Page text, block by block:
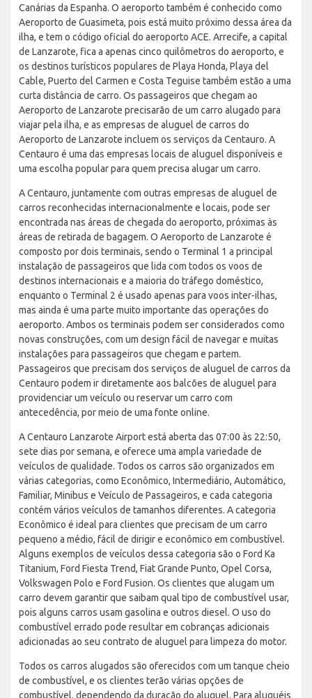
Canárias da Espanha. O aeroporto também é conhecido como
Aeroporto de Guasimeta, pois está muito próximo dessa área da
ilha, e tem o código oficial do aeroporto ACE. Arrecife, a capital
de Lanzarote, fica a apenas cinco quilômetros do aeroporto, e
os destinos turísticos populares de Playa Honda, Playa del
Cable, Puerto del Carmen e Costa Teguise também estão a uma
curta distância de carro. Os passageiros que chegam ao
Aeroporto de Lanzarote precisarão de um carro alugado para
viajar pela ilha, e as empresas de aluguel de carros do
Aeroporto de Lanzarote incluem os serviços da Centauro. A
Centauro é uma das empresas locais de aluguel disponíveis e
uma escolha popular para quem precisa alugar um carro.
A Centauro, juntamente com outras empresas de aluguel de
carros reconhecidas internacionalmente e locais, pode ser
encontrada nas áreas de chegada do aeroporto, próximas às
áreas de retirada de bagagem. O Aeroporto de Lanzarote é
composto por dois terminais, sendo o Terminal 1 a principal
instalação de passageiros que lida com todos os voos de
destinos internacionais e a maioria do tráfego doméstico,
enquanto o Terminal 2 é usado apenas para voos inter-ilhas,
mas ainda é uma parte muito importante das operações do
aeroporto. Ambos os terminais podem ser considerados como
novas construções, com um design fácil de navegar e muitas
instalações para passageiros que chegam e partem.
Passageiros que precisam dos serviços de aluguel de carros da
Centauro podem ir diretamente aos balcões de aluguel para
providenciar um veículo ou reservar um carro com
antecedência, por meio de uma fonte online.
A Centauro Lanzarote Airport está aberta das 07:00 às 22:50,
sete dias por semana, e oferece uma ampla variedade de
veículos de qualidade. Todos os carros são organizados em
várias categorias, como Econômico, Intermediário, Automático,
Familiar, Minibus e Veículo de Passageiros, e cada categoria
contém vários veículos de tamanhos diferentes. A categoria
Econômico é ideal para clientes que precisam de um carro
pequeno a médio, fácil de dirigir e econômico em combustível.
Alguns exemplos de veículos dessa categoria são o Ford Ka
Titanium, Ford Fiesta Trend, Fiat Grande Punto, Opel Corsa,
Volkswagen Polo e Ford Fusion. Os clientes que alugam um
carro devem garantir que saibam qual tipo de combustível usar,
pois alguns carros usam gasolina e outros diesel. O uso do
combustível errado pode resultar em cobranças adicionais
adicionadas ao seu contrato de aluguel para limpeza do motor.
Todos os carros alugados são oferecidos com um tanque cheio
de combustível, e os clientes terão várias opções de
combustível, dependendo da duração do aluguel. Para aluguéis